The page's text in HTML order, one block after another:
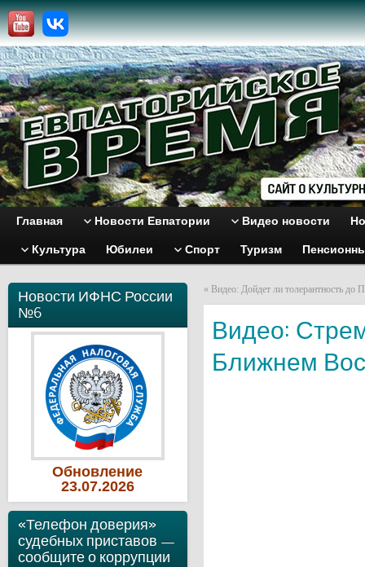
Главная Новости Евпатории Видео новости
Культура Юбилеи Спорт Туризм
Новости ИФНС России
№6
Обновление
23.07.2026
«Телефон доверия»
судебных приставов —
сообщите о коррупции
« Видео: Дойдет ли толерантность до
Видео:
Ближнем